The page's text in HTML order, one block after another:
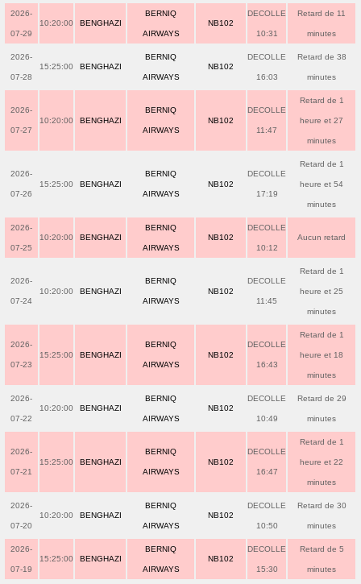
2026-
07-29
10:20:00 BENGHAZI
BERNIQ
AIRWAYS
NB102
DECOLLE
10:31
Retard de 11
minutes
2026-
07-28
15:25:00 BENGHAZI
BERNIQ
AIRWAYS
NB102
DECOLLE
16:03
Retard de 38
minutes
2026-
07-27
10:20:00 BENGHAZI
BERNIQ
AIRWAYS
NB102
DECOLLE
11:47
Retard de 1
heure et 27
minutes
2026-
07-26
15:25:00 BENGHAZI
BERNIQ
AIRWAYS
NB102
DECOLLE
17:19
Retard de 1
heure et 54
minutes
2026-
07-25
10:20:00 BENGHAZI
BERNIQ
AIRWAYS
NB102
DECOLLE
10:12
Aucun retard
2026-
07-24
10:20:00 BENGHAZI
BERNIQ
AIRWAYS
NB102
DECOLLE
11:45
Retard de 1
heure et 25
minutes
2026-
07-23
15:25:00 BENGHAZI
BERNIQ
AIRWAYS
NB102
DECOLLE
16:43
Retard de 1
heure et 18
minutes
2026-
07-22
10:20:00 BENGHAZI
BERNIQ
AIRWAYS
NB102
DECOLLE
10:49
Retard de 29
minutes
2026-
07-21
15:25:00 BENGHAZI
BERNIQ
AIRWAYS
NB102
DECOLLE
16:47
Retard de 1
heure et 22
minutes
2026-
07-20
10:20:00 BENGHAZI
BERNIQ
AIRWAYS
NB102
DECOLLE
10:50
Retard de 30
minutes
2026-
07-19
15:25:00 BENGHAZI
BERNIQ
AIRWAYS
NB102
DECOLLE
15:30
Retard de 5
minutes